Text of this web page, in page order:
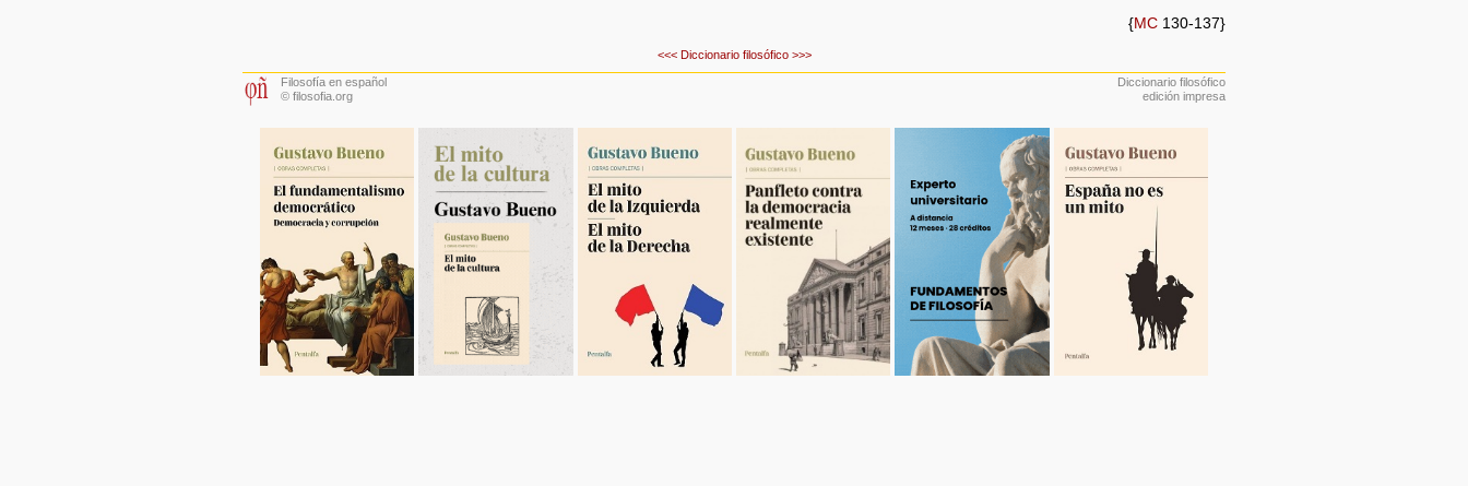
{MC 130-137}
<<< Diccionario filosófico >>>
Filosofía en español
© filosofia.org
Diccionario filosófico
edición impresa